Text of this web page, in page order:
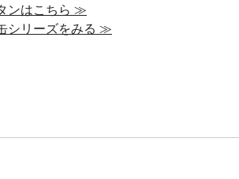
ンはこちら ≫
シリーズをみる ≫